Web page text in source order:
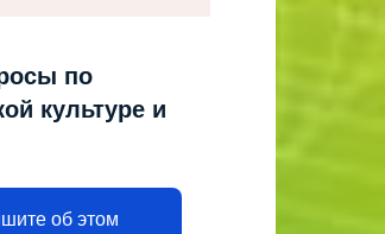
по
культуре и
об этом